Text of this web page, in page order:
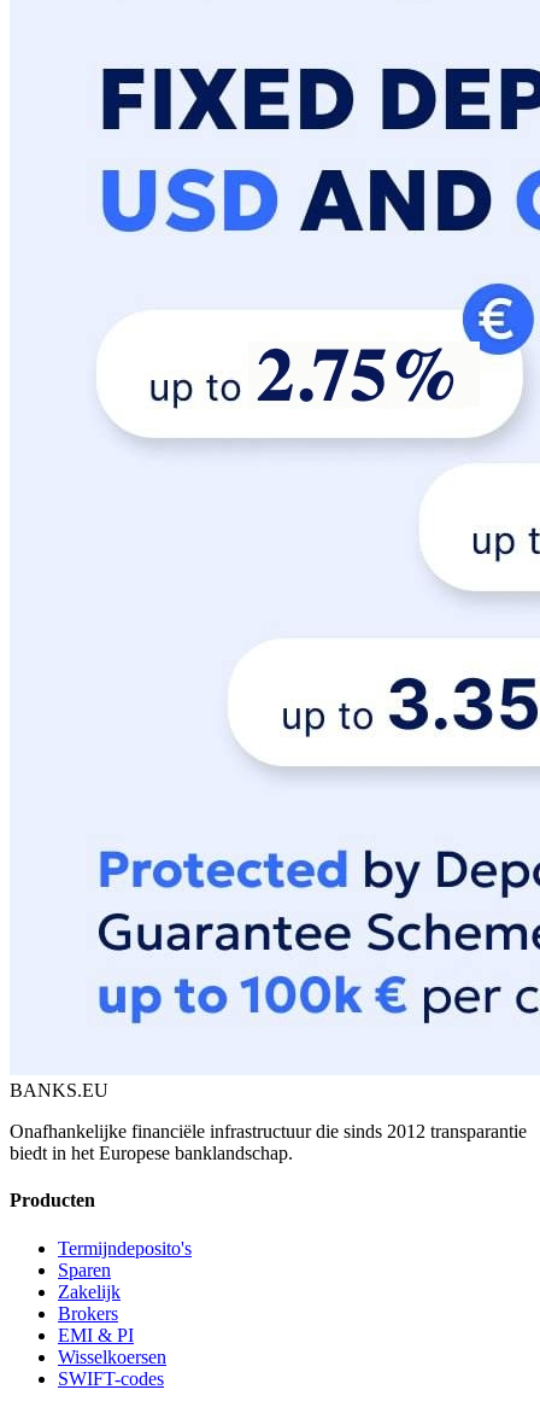
BANKS.EU
Onafhankelijke financiële infrastructuur die sinds 2012 transparantie
biedt in het Europese banklandschap.
Producten
Termijndeposito's
Sparen
Zakelijk
Brokers
EMI & PI
Wisselkoersen
SWIFT-codes